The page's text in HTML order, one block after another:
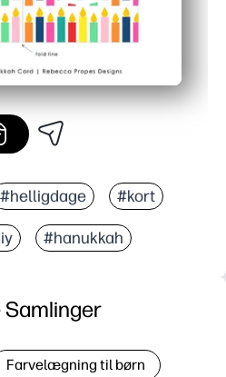
#helligdage #kort
#hanukkah
Samlinger
Farvelægning til børn